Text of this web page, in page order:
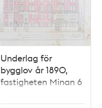
Underlag för
bygglov år 1890,
fastigheten Minan 6